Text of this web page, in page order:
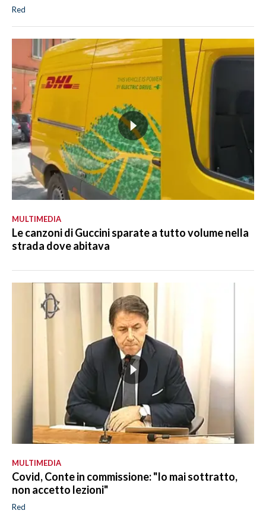
Red
MULTIMEDIA
Le canzoni di Guccini sparate a tutto volume nella
strada dove abitava
MULTIMEDIA
Covid, Conte in commissione: "Io mai sottratto,
non accetto lezioni"
Red